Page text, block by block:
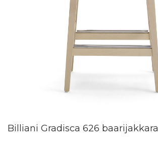
Billiani Gradisca 626 baarijakkara